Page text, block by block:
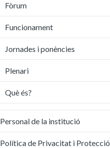
Fòrum
Funcionament
Jornades i ponències
Plenari
Què és?
Personal de la institució
Política de Privacitat i Protecció